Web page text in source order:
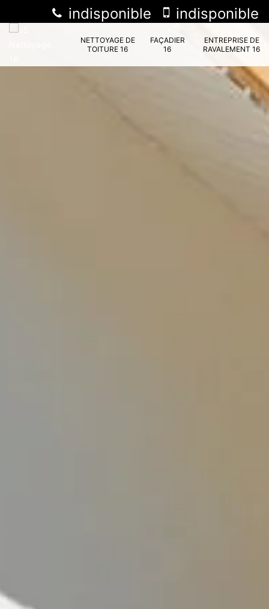
indisponible indisponible
NETTOYAGE DE
TOITURE 16
FAÇADIER
16
ENTREPRISE DE
RAVALEMENT 16